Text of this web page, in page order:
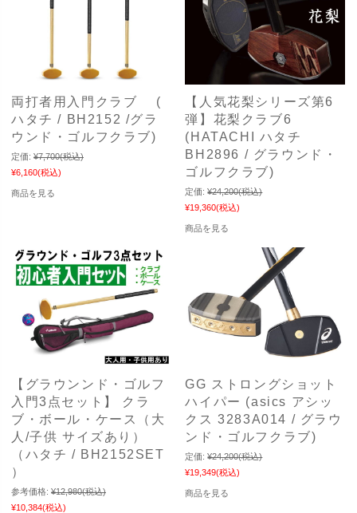
両打者用入門クラブ (
ハタチ / BH2152 /グラ
ウンド・ゴルフクラブ)
定価: ¥7,700(税込)
¥6,160(税込)
商品を見る
【人気花梨シリーズ第6
弾】花梨クラブ6
(HATACHI ハタチ
BH2896 / グラウンド・
ゴルフクラブ)
定価: ¥24,200(税込)
¥19,360(税込)
商品を見る
【グラウンンド・ゴルフ
入門3点セット】 クラ
ブ・ボール・ケース（大
人/子供 サイズあり）
（ハタチ / BH2152SET
）
参考価格: ¥12,980(税込)
¥10,384(税込)
GG ストロングショット
ハイパー (asics アシッ
クス 3283A014 / グラウ
ンド・ゴルフクラブ)
定価: ¥24,200(税込)
¥19,349(税込)
商品を見る